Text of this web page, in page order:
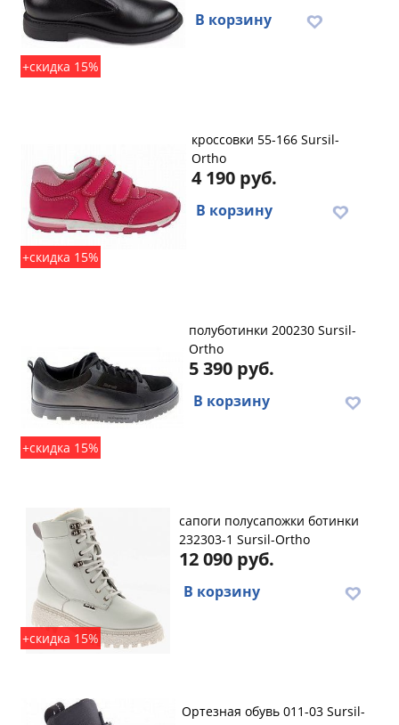
+скидка 15%
В корзину
+скидка 15%
кроссовки 55-166 Sursil-
Ortho
4 190 руб.
В корзину
+скидка 15%
полуботинки 200230 Sursil-
Ortho
5 390 руб.
В корзину
+скидка 15%
сапоги полусапожки ботинки
232303-1 Sursil-Ortho
12 090 руб.
В корзину
Ортезная обувь 011-03 Sursil-